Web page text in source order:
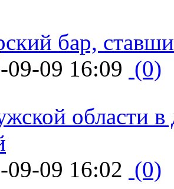
бар,
09-09 16:09 (0)
области в
09-09 16:02 (0)